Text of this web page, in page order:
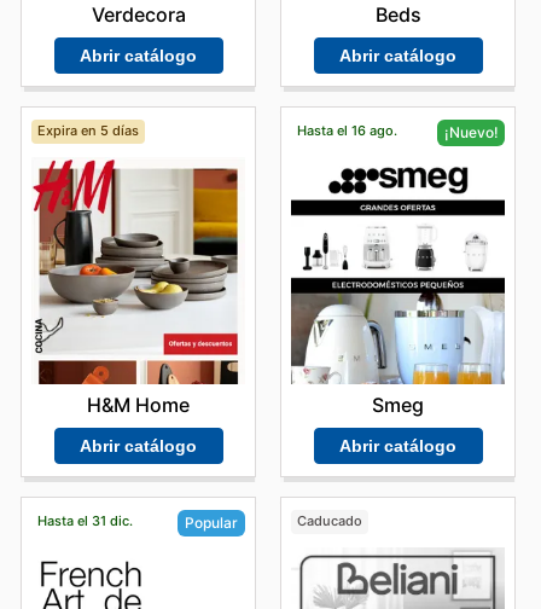
Verdecora
Abrir catálogo
Beds
Abrir catálogo
Expira en 5 días
H&M Home
Abrir catálogo
Hasta el 16 ago. ¡Nuevo!
Smeg
Abrir catálogo
Hasta el 31 dic. Popular Caducado